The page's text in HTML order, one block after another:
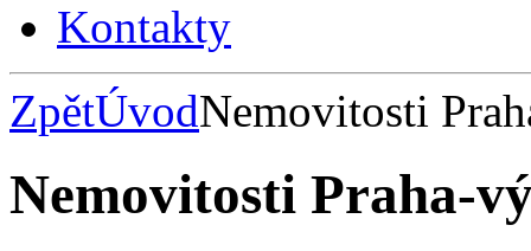
Kontakty
ZpětÚvodNemovitosti
Nemovitosti Praha-